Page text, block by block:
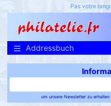
Pas votre
Addressbuch
um unsere Newsletter zu